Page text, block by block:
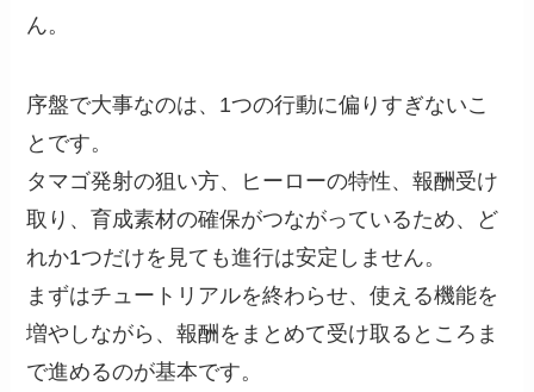
ん。
序盤で大事なのは、1つの行動に偏りすぎないこ
とです。
タマゴ発射の狙い方、ヒーローの特性、報酬受け
取り、育成素材の確保がつながっているため、ど
れか1つだけを見ても進行は安定しません。
まずはチュートリアルを終わらせ、使える機能を
増やしながら、報酬をまとめて受け取るところま
で進めるのが基本です。